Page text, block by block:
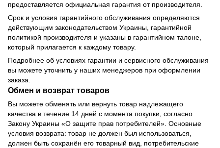
предоставляется официальная гарантия от производителя.
Срок и условия гарантийного обслуживания определяются
действующим законодательством Украины, гарантийной
политикой производителя и указаны в гарантийном талоне,
который прилагается к каждому товару.
Подробнее об условиях гарантии и сервисного обслуживания
вы можете уточнить у наших менеджеров при оформлении
заказа.
Обмен и возврат товаров
Вы можете обменять или вернуть товар надлежащего
качества в течение 14 дней с момента покупки, согласно
Закону Украины «О защите прав потребителей». Основные
условия возврата: товар не должен был использоваться,
должен быть сохранён его товарный вид, потребительские